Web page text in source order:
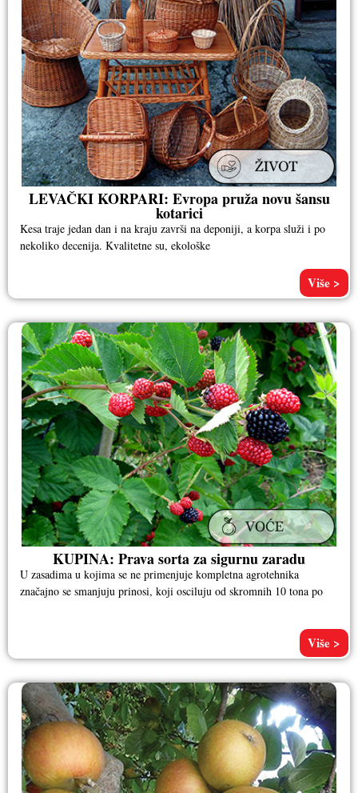
LEVAČKI KORPARI: Evropa pruža novu šansu
kotarici
Kesa traje jedan dan i na kraju završi na deponiji, a korpa služi i po
nekoliko decenija. Kvalitetne su, ekološke
Više >
KUPINA: Prava sorta za sigurnu zaradu
U zasadima u kojima se ne primenjuje kompletna agrotehnika
značajno se smanjuju prinosi, koji osciluju od skromnih 10 tona po
Više >